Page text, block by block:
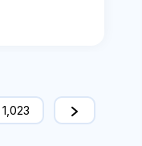
1,023